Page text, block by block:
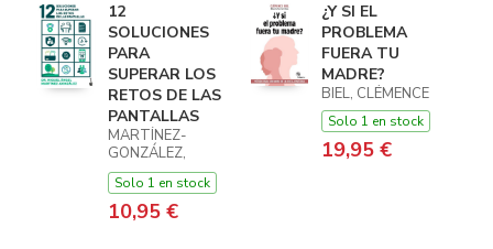
12
SOLUCIONES
PARA
SUPERAR LOS
RETOS DE LAS
PANTALLAS
MARTÍNEZ-
GONZÁLEZ,
MIGUEL ANGEL
Solo 1 en stock
10,95 €
¿Y SI EL
PROBLEMA
FUERA TU
MADRE?
BIEL, CLÉMENCE
Solo 1 en stock
19,95 €